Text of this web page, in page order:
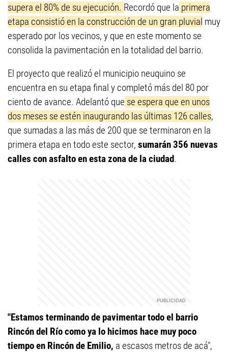
supera el 80% de su ejecución. Recordó que la primera
etapa consistió en la construcción de un gran pluvial muy
esperado por los vecinos, y que en este momento se
consolida la pavimentación en la totalidad del barrio.
El proyecto que realizó el municipio neuquino se
encuentra en su etapa final y completó más del 80 por
ciento de avance. Adelantó que se espera que en unos
dos meses se estén inaugurando las últimas 126 calles,
que sumadas a las más de 200 que se terminaron en la
primera etapa en todo este sector, sumarán 356 nuevas
calles con asfalto en esta zona de la ciudad.
"Estamos terminando de pavimentar todo el barrio
Rincón del Río como ya lo hicimos hace muy poco
tiempo en Rincón de Emilio, a escasos metros de acá",